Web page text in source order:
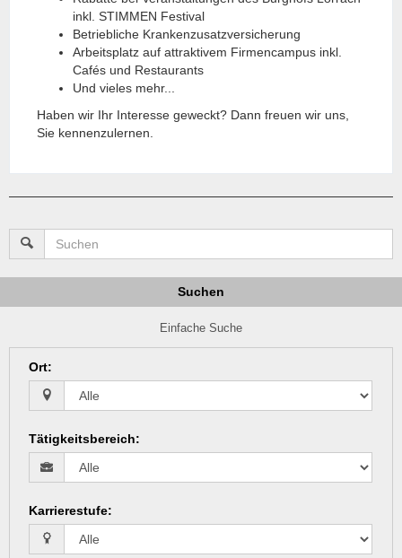
inkl. STIMMEN Festival
Betriebliche Krankenzusatzversicherung
Arbeitsplatz auf attraktivem Firmencampus inkl.
Cafés und Restaurants
Und vieles mehr...
Haben wir Ihr Interesse geweckt? Dann freuen wir uns,
Sie kennenzulernen.
Suchen
Einfache Suche
Ort:
Tätigkeitsbereich:
Karrierestufe: